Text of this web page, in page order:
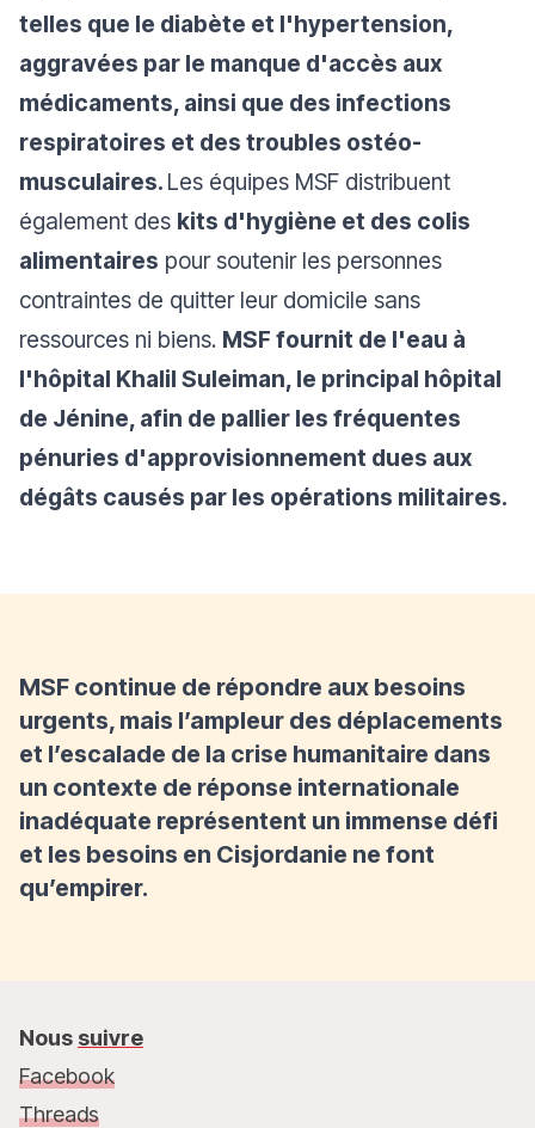
telles que le diabète et l'hypertension,
aggravées par le manque d'accès aux
médicaments, ainsi que des infections
respiratoires et des troubles ostéo-
musculaires. Les équipes MSF distribuent
également des kits d'hygiène et des colis
alimentaires pour soutenir les personnes
contraintes de quitter leur domicile sans
ressources ni biens. MSF fournit de l'eau à
l'hôpital Khalil Suleiman, le principal hôpital
de Jénine, afin de pallier les fréquentes
pénuries d'approvisionnement dues aux
dégâts causés par les opérations militaires.
MSF continue de répondre aux besoins
urgents, mais l’ampleur des déplacements
et l’escalade de la crise humanitaire dans
un contexte de réponse internationale
inadéquate représentent un immense défi
et les besoins en Cisjordanie ne font
qu’empirer.
Nous suivre
Facebook
Threads